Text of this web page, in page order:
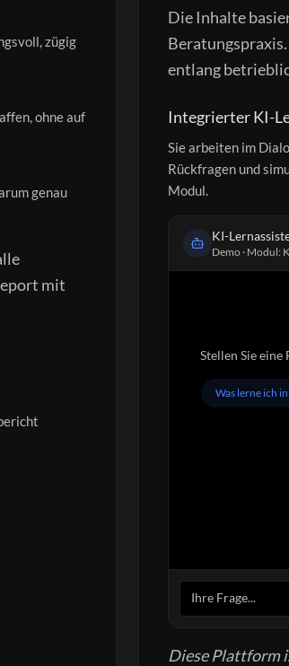
zügig
ohne auf
genau
mit
Die Inhalte
entlang
Integrierter KI-
Sie arbeiten im
Rückfragen und
Modul.
KI-
Demo · Modul:
Stellen Sie
Was lerne ich
Diese Plattform